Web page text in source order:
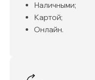
Наличными;
Картой;
Онлайн.